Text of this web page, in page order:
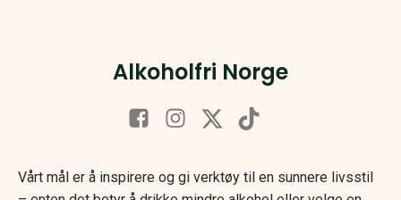
Alkoholfri Norge
Vårt mål er å inspirere og gi verktøy til en sunnere livsstil